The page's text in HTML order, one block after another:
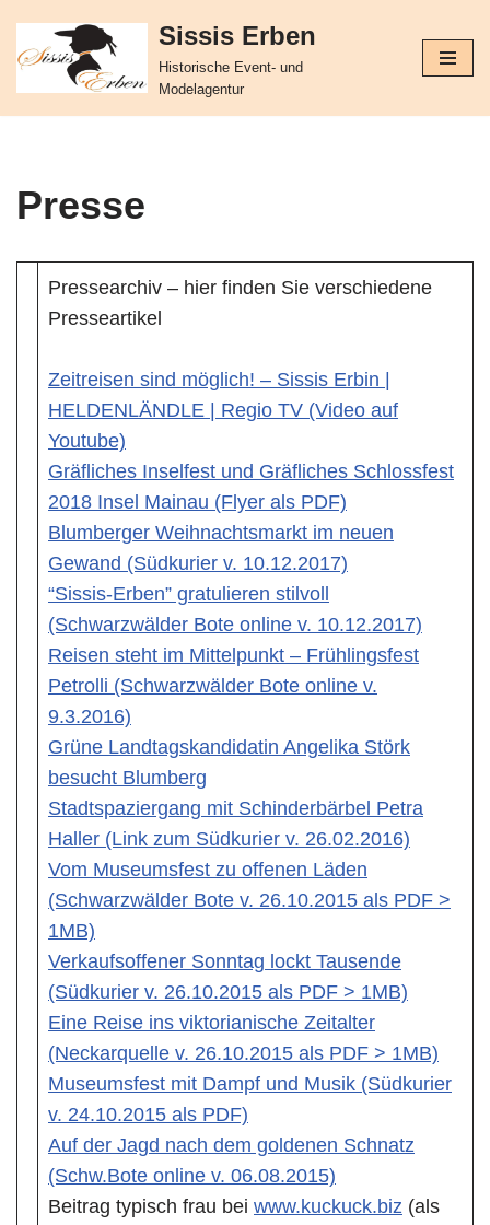
Zum
Sissis Erben
Historische Event- und
Modelagentur
Presse
Pressearchiv – hier finden Sie verschiedene
Presseartikel
Zeitreisen sind möglich! – Sissis Erbin |
HELDENLÄNDLE | Regio TV (Video auf
Youtube)
Gräfliches Inselfest und Gräfliches Schlossfest
2018 Insel Mainau (Flyer als PDF)
Blumberger Weihnachtsmarkt im neuen
Gewand (Südkurier v. 10.12.2017)
“Sissis-Erben” gratulieren stilvoll
(Schwarzwälder Bote online v. 10.12.2017)
Reisen steht im Mittelpunkt – Frühlingsfest
Petrolli (Schwarzwälder Bote online v.
9.3.2016)
Grüne Landtagskandidatin Angelika Störk
besucht Blumberg
Stadtspaziergang mit Schinderbärbel Petra
Haller (Link zum Südkurier v. 26.02.2016)
Vom Museumsfest zu offenen Läden
(Schwarzwälder Bote v. 26.10.2015 als PDF >
1MB)
Verkaufsoffener Sonntag lockt Tausende
(Südkurier v. 26.10.2015 als PDF > 1MB)
Eine Reise ins viktorianische Zeitalter
(Neckarquelle v. 26.10.2015 als PDF > 1MB)
Museumsfest mit Dampf und Musik (Südkurier
v. 24.10.2015 als PDF)
Auf der Jagd nach dem goldenen Schnatz
(Schw.Bote online v. 06.08.2015)
Beitrag typisch frau bei www.kuckuck.biz (als